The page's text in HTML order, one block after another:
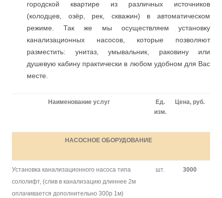
городской квартире из различных источников
(колодцев, озёр, рек, скважин) в автоматическом
режиме. Так же мы осуществляем установку
канализационных насосов, которые позволяют
разместить: унитаз, умывальник, раковину или
душевую кабину практически в любом удобном для Вас
месте.
Наименование услуг
Ед.
изм.
Цена, руб.
НАСОСНОЕ ОБОРУДОВАНИЕ
Установка канализационного насоса типа
сололифт, (слив в канализацию длиннее 2м
оплачивается дополнительно 300р 1м)
шт. 3000